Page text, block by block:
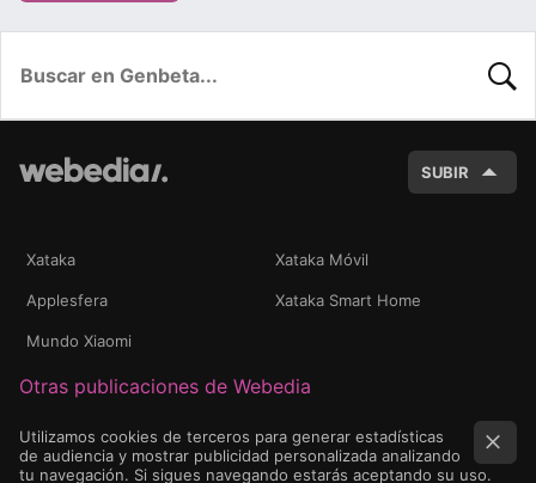
SUBIR
Xataka Xataka Móvil
Applesfera Xataka Smart Home
Mundo Xiaomi
Otras publicaciones de Webedia
Utilizamos cookies de terceros para generar estadísticas
de audiencia y mostrar publicidad personalizada analizando
tu navegación. Si sigues navegando estarás aceptando su uso.